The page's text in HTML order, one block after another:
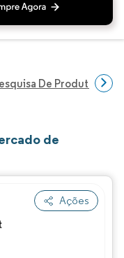
De Produtos
de
Ações